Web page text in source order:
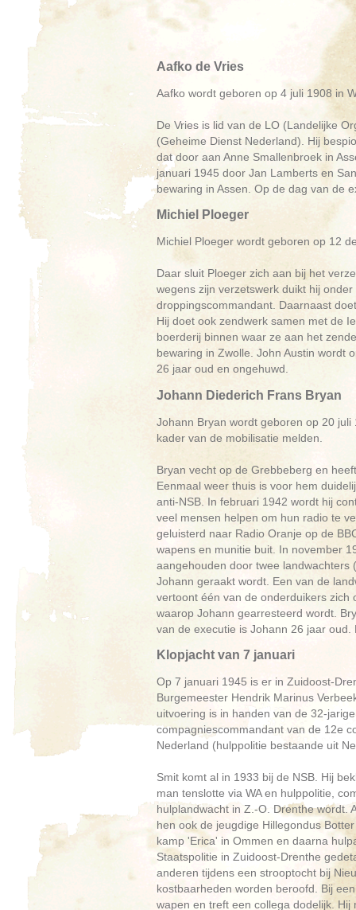
Aafko de Vries
Aafko wordt geboren op 4 juli 1908 in
De Vries is lid van de LO (Landelijke
(Geheime Dienst Nederland). Hij
dat door aan Anne Smallenbroek in
januari 1945 door Jan Lamberts en
bewaring in Assen. Op de dag van de
Michiel Ploeger
Michiel Ploeger wordt geboren op 12
Daar sluit Ploeger zich aan bij het
wegens zijn verzetswerk duikt hij
droppingscommandant. Daarnaast
Hij doet ook zendwerk samen met de
boerderij binnen waar ze aan het
bewaring in Zwolle. John Austin wordt
26 jaar oud en ongehuwd.
Johann Diederich Frans Bryan
Johann Bryan wordt geboren op 20
kader van de mobilisatie melden.
Bryan vecht op de Grebbeberg en
Eenmaal weer thuis is voor hem
anti-NSB. In februari 1942 wordt hij
veel mensen helpen om hun radio te
geluisterd naar Radio Oranje op de
wapens en munitie buit. In november
aangehouden door twee
Johann geraakt wordt. Een van de
vertoont één van de onderduikers
waarop Johann gearresteerd wordt.
van de executie is Johann 26 jaar
Klopjacht van 7 januari
Op 7 januari 1945 is er in Zuidoost-
Burgemeester Hendrik Marinus
uitvoering is in handen van de 32-
compagniescommandant van de 12e
Nederland (hulppolitie bestaande uit
Smit komt al in 1933 bij de NSB. Hij
man tenslotte via WA en hulppolitie,
hulplandwacht in Z.-O. Drenthe wordt.
hen ook de jeugdige Hillegondus
kamp 'Erica' in Ommen en daarna
Staatspolitie in Zuidoost-Drenthe
anderen tijdens een strooptocht bij
kostbaarheden worden beroofd. Bij
wapen en treft een collega dodelijk.